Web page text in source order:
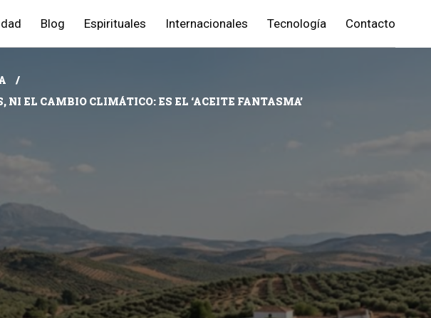
Blog Espirituales Internacionales Tecnología Contacto
NI EL CAMBIO CLIMÁTICO: ES EL ‘ACEITE FANTASMA’